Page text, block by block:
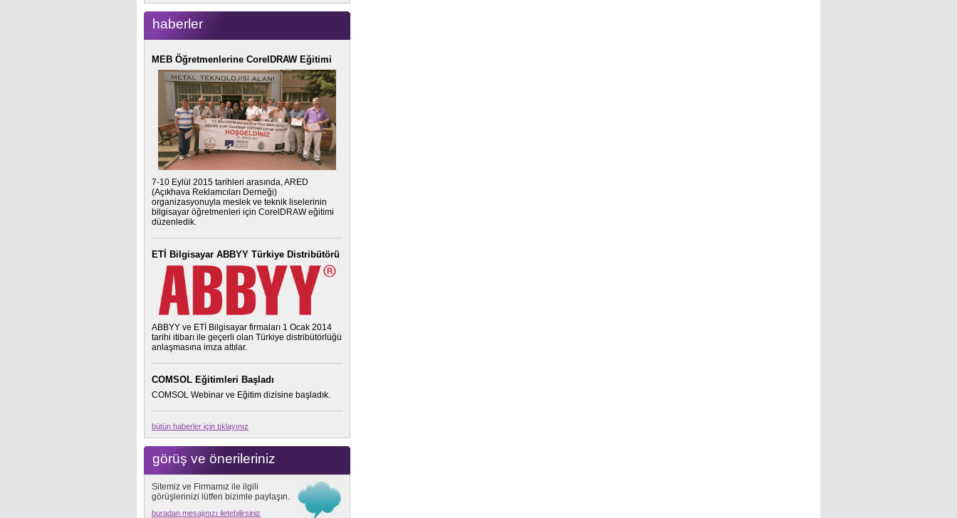
haberler
MEB Öğretmenlerine CorelDRAW Eğitimi
7-10 Eylül 2015 tarihleri arasında, ARED
(Açıkhava Reklamcıları Derneği)
organizasyonuyla meslek ve teknik liselerinin
bilgisayar öğretmenleri için CorelDRAW eğitimi
düzenledik.
ETİ Bilgisayar ABBYY Türkiye Distribütörü
ABBYY ve ETİ Bilgisayar firmaları 1 Ocak 2014
tarihi itibarı ile geçerli olan Türkiye distribütörlüğü
anlaşmasına imza attılar.
COMSOL Eğitimleri Başladı
COMSOL Webinar ve Eğitim dizisine başladık.
bütün haberler için tıklayınız
görüş ve önerileriniz
Sitemiz ve Firmamız ile ilgili
görüşlerinizi lütfen bizimle paylaşın.
buradan mesajınızı iletebilirsiniz